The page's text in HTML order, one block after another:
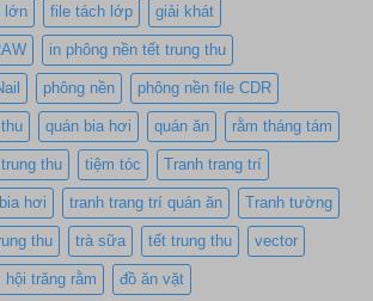
lớn file tách lớp giải khát
in phông nền tết trung thu
phông nền phông nền file CDR
quán bia hơi quán ăn rằm tháng tám
thu tiệm tóc Tranh trang trí
hơi tranh trang trí quán ăn Tranh tường
thu trà sữa tết trung thu vector
hội trăng rằm đồ ăn vặt